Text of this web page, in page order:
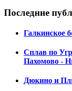
Последние
Галкинское
Сплав по
Пахомово -
Дюкино и